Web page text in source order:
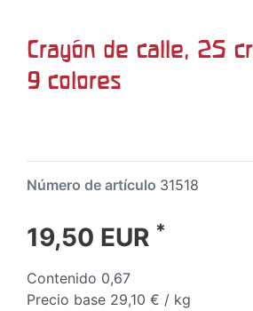
Crayón de calle, 25
9 colores
Número de artículo 31518
19,50 EUR *
Contenido 0,67
Precio base 29,10 € / kg